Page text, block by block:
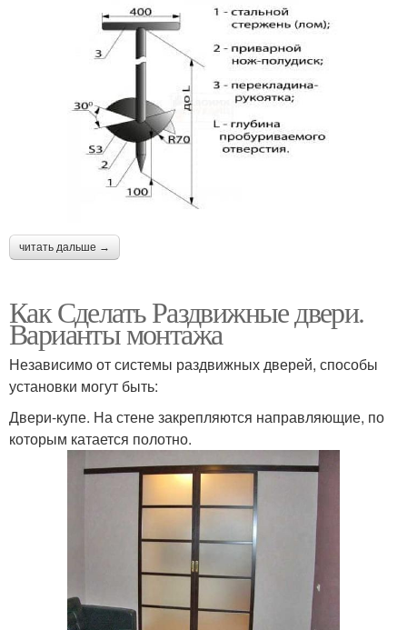
читать дальше →
Как Сделать Раздвижные двери.
Варианты монтажа
Независимо от системы раздвижных дверей, способы
установки могут быть:
Двери-купе. На стене закрепляются направляющие, по
которым катается полотно.